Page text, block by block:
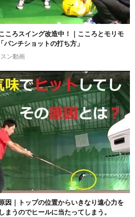
ころスイング改造中！｜こころとモリモ
パンチショットの打ち方」
ン動画
因｜トップの位置からいきなり遠心力を
まうのでヒールに当たってしまう。